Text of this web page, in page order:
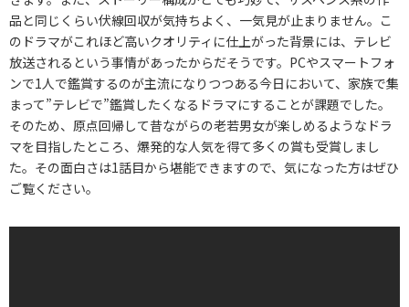
品と同じくらい伏線回収が気持ちよく、一気見が止まりません。こ
のドラマがこれほど高いクオリティに仕上がった背景には、テレビ
放送されるという事情があったからだそうです。PCやスマートフォ
ンで1人で鑑賞するのが主流になりつつある今日において、家族で集
まって”テレビで”鑑賞したくなるドラマにすることが課題でした。
そのため、原点回帰して昔ながらの老若男女が楽しめるようなドラ
マを目指したところ、爆発的な人気を得て多くの賞も受賞しまし
た。その面白さは1話目から堪能できますので、気になった方はぜひ
ご覧ください。